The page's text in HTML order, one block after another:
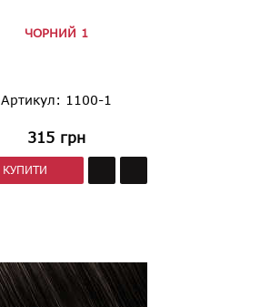
ЧОРНИЙ 1
Артикул: 1100-1
315 грн
КУПИТИ